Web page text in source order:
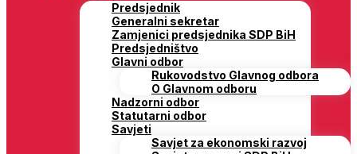
Predsjednik
Generalni sekretar
Zamjenici predsjednika SDP BiH
Predsjedništvo
Glavni odbor
Rukovodstvo Glavnog odbora
O Glavnom odboru
Nadzorni odbor
Statutarni odbor
Savjeti
Savjet za ekonomski razvoj